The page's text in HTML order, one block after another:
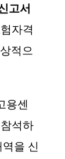
고서
자격
적으
용센
석하
을 신